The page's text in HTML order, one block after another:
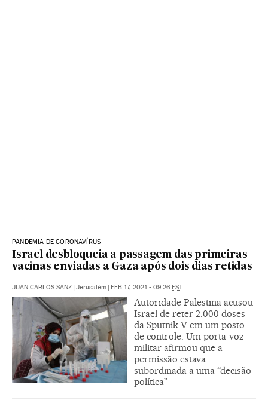
PANDEMIA DE CORONAVÍRUS
Israel desbloqueia a passagem das primeiras
vacinas enviadas a Gaza após dois dias retidas
JUAN CARLOS SANZ | Jerusalém | FEB 17, 2021 - 09:26 EST
Autoridade Palestina acusou
Israel de reter 2.000 doses
da Sputnik V em um posto
de controle. Um porta-voz
militar afirmou que a
permissão estava
subordinada a uma “decisão
política”